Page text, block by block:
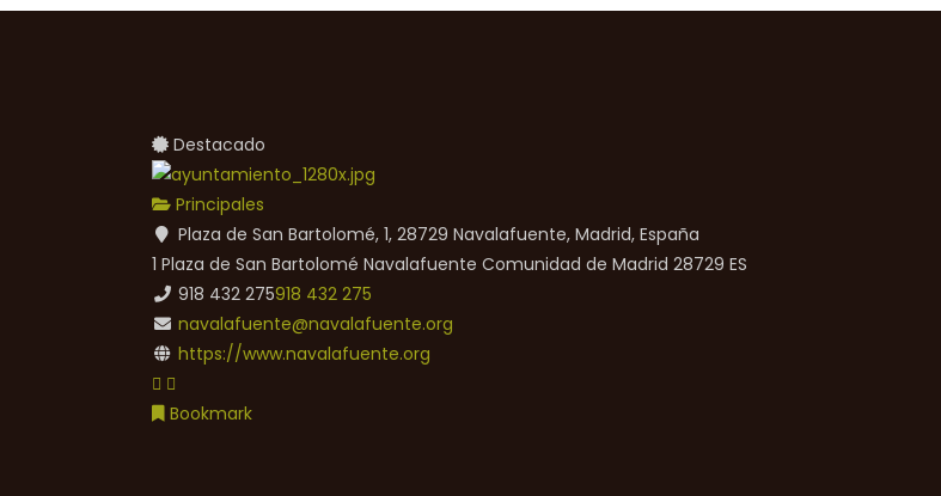
Destacado
Principales
Plaza de San Bartolomé, 1, 28729 Navalafuente, Madrid, España
1 Plaza de San Bartolomé Navalafuente Comunidad de Madrid 28729 ES
918 432 275918 432 275
navalafuente@navalafuente.org
https://www.navalafuente.org
Bookmark